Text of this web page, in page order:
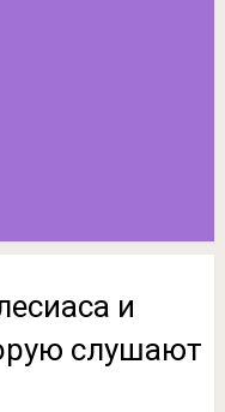
и
слушают